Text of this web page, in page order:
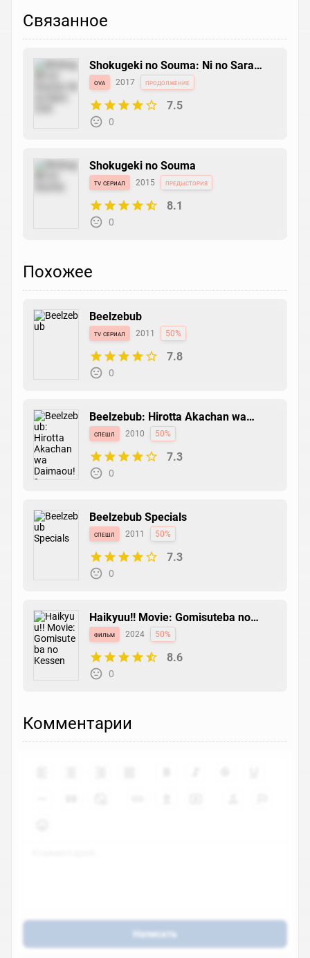
Связанное
Shokugeki no Souma: Ni no Sara
OVA
ova 2017 продолжение
7.5
0
Shokugeki no Souma
tv сериал 2015 предыстория
8.1
0
Похожее
Beelzebub
tv сериал 2011 50%
7.8
0
Beelzebub: Hirotta Akachan wa
Daimaou!?
спешл 2010 50%
7.3
0
Beelzebub Specials
спешл 2011 50%
7.3
0
Haikyuu!! Movie: Gomisuteba no
Kessen
фильм 2024 50%
8.6
0
Комментарии
Написать